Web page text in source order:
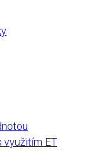
využitím ET